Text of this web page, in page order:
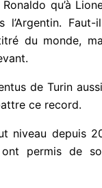
qu’à
Faut-
du monde,
de Turin
ce record.
niveau depuis
permis de